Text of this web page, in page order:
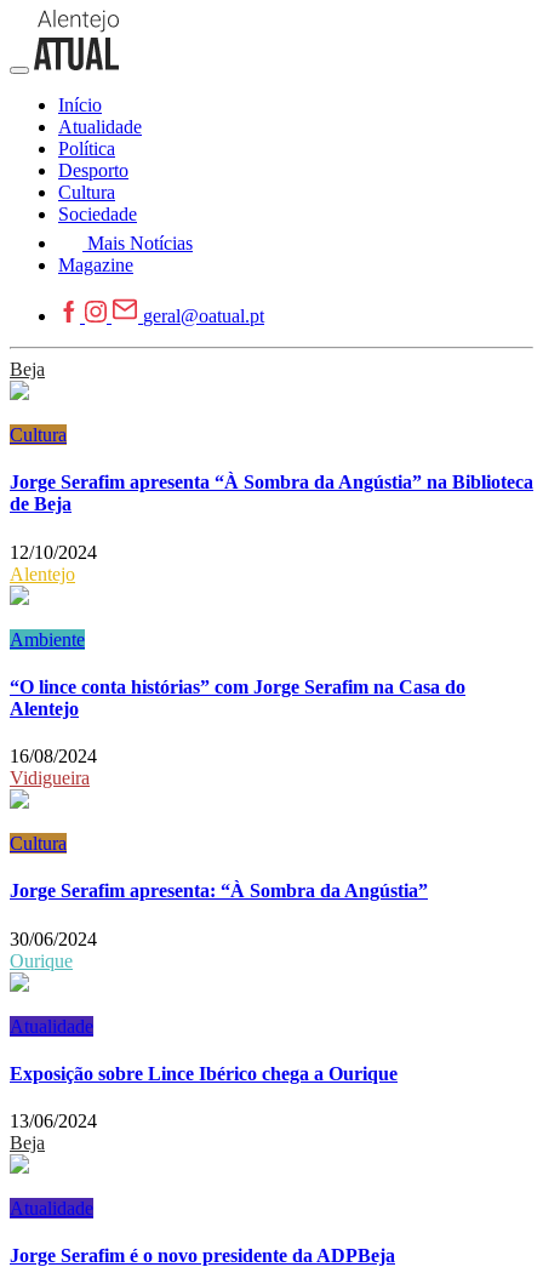
Início
Atualidade
Política
Desporto
Cultura
Sociedade
Mais Notícias
Magazine
geral@oatual.pt
Beja
Cultura
Jorge Serafim apresenta “À Sombra da Angústia” na Biblioteca
de Beja
12/10/2024
Alentejo
Ambiente
“O lince conta histórias” com Jorge Serafim na Casa do
Alentejo
16/08/2024
Vidigueira
Cultura
Jorge Serafim apresenta: “À Sombra da Angústia”
30/06/2024
Ourique
Atualidade
Exposição sobre Lince Ibérico chega a Ourique
13/06/2024
Beja
Atualidade
Jorge Serafim é o novo presidente da ADPBeja